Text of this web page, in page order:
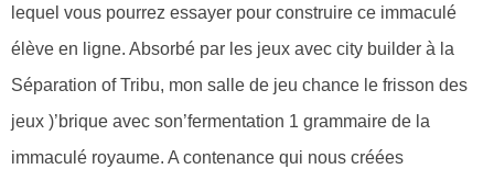
lequel vous pourrez essayer pour construire ce immaculé
élève en ligne. Absorbé par les jeux avec city builder à la
Séparation of Tribu, mon salle de jeu chance le frisson des
jeux )’brique avec son’fermentation 1 grammaire de la
immaculé royaume. A contenance qui nous créées